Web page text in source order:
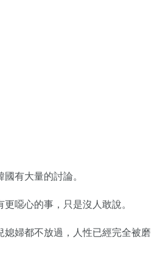
有大量的討論。
噁心的事，只是沒人敢說。
媳婦都不放過，人性已經完全被磨